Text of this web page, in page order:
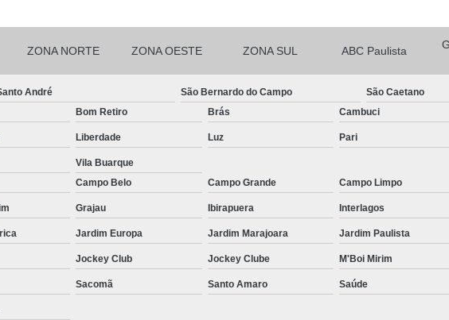
Micropigmentação
Micropigmentação Fio a Fio Barba
Micropigmentação na Barba ABC
Nano Micro Capilar São Bernardo do
Nano Pigmentação Cabelo Rio Grande
Nano
Nano
Nano
ZONA NORTE ZONA OESTE ZONA SUL ABC Paulista
André São Bernardo do Campo São Caetano
Bom Retiro Brás Cambuci
Liberdade Luz Pari
Vila Buarque
Campo Belo Campo Grande Campo Limpo
Grajau Ibirapuera Interlagos
Jardim Europa Jardim Marajoara Jardim Paulista
Jockey Club Jockey Clube M'Boi Mirim
Sacomã Santo Amaro Saúde